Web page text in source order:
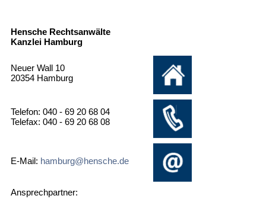
Hensche Rechtsanwälte
Kanzlei Hamburg
Neuer Wall 10
20354 Hamburg
Telefon: 040 - 69 20 68 04
Telefax: 040 - 69 20 68 08
E-Mail: hamburg@hensche.de
Ansprechpartner: